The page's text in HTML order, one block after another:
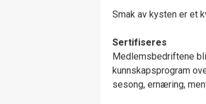
Smak av kysten er et
Sertifiseres
Medlemsbedriftene
kunnskapsprogram
sesong, ernæring,